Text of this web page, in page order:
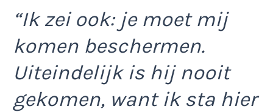
“Ik zei ook: je moet mij
komen beschermen.
Uiteindelijk is hij nooit
gekomen, want ik sta hier